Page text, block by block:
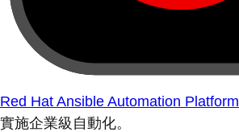
Red Hat Ansible Automation Platform
實施企業級自動化。